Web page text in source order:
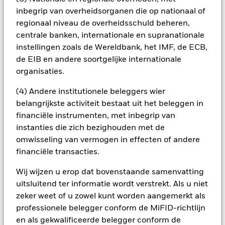
inbegrip van overheidsorganen die op nationaal of
regionaal niveau de overheidsschuld beheren,
centrale banken, internationale en supranationale
instellingen zoals de Wereldbank, het IMF, de ECB,
de EIB en andere soortgelijke internationale
organisaties.
(4) Andere institutionele beleggers wier
belangrijkste activiteit bestaat uit het beleggen in
financiële instrumenten, met inbegrip van
instanties die zich bezighouden met de
omwisseling van vermogen in effecten of andere
financiële transacties.
Wij wijzen u erop dat bovenstaande samenvatting
uitsluitend ter informatie wordt verstrekt. Als u niet
zeker weet of u zowel kunt worden aangemerkt als
professionele belegger conform de MiFID-richtlijn
en als gekwalificeerde belegger conform de
potentieel besmettingsrisico (ook bekend als spill-over) voor
andere aandelenklassen in het fonds betekenen. De
beheermaatschappij van het fonds waarborgt dat er
geschikte procedures worden gebruikt om het
besmettingsrisico voor andere aandelenklassen te
minimaliseren. Via het uitklapvakje direct onder de naam van
het fonds, kunt u een lijst van alle aandelenklassen in het
aangegeven door het woord 'Hedged' in de naam van de
aandelenklasse. Daarnaast is een volledige lijst van alle
aandelenklassen met valutahedging op aanvraag
verkrijgbaar bij de beheermaatschappij van het fonds.
In de mate waarin het Fonds effecten uitleent om zijn kosten
te reduceren, ontvangt het Fonds 62,5% van de hiermee
goede aan BlackRock als effectenuitleenagent. Aangezien de
verdeling van opbrengsten uit effectenleningen de
exploitatiekosten van het Fonds niet verhoogt, is deze niet in
de lopende kosten opgenomen.